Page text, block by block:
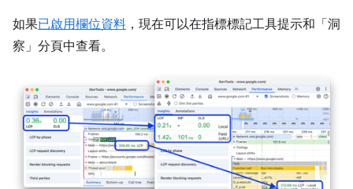
如果已啟用欄位資料 ，現在可以在指標標記工具提示和「洞
察」 分頁中查看。